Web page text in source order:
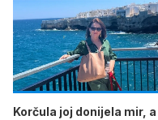
Korčula joj donijela mir, a